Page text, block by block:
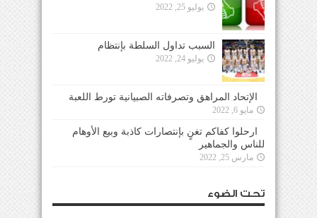
يوليو 25, 2022
السبب تداول السلطة بإنتظام
يوليو 24, 2022
الإتحاد المراهق وتصرفاته الصبيانية تورط اللعبة
مايو 6, 2022
ارحلوا كفاكم تغنٍ بإنتصارات كاذبة وبيع الأوهام
للناس والجماهير
مارس 25, 2022
تحت الضوء